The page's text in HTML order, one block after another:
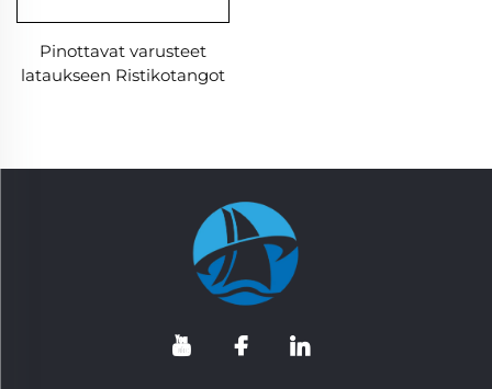
Pinottavat varusteet
lataukseen Ristikotangot